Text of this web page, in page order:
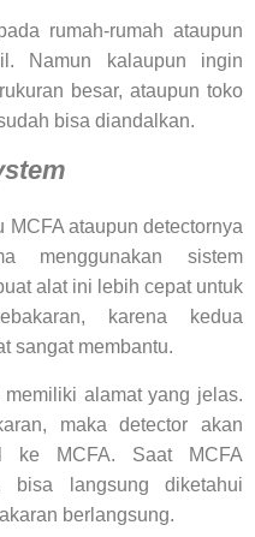
rumah-rumah ataupun
Namun kalaupun ingin
besar, ataupun toko
bisa diandalkan.
ataupun detectornya
menggunakan sistem
alat ini lebih cepat untuk
karena kedua
sangat membantu.
alamat yang jelas.
maka detector akan
ke MCFA. Saat MCFA
bisa langsung diketahui
berlangsung.